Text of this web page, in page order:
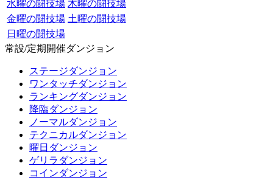
水曜の闘技場 木曜の闘技場
金曜の闘技場 土曜の闘技場
日曜の闘技場
常設/定期開催ダンジョン
ステージダンジョン
ワンタッチダンジョン
ランキングダンジョン
降臨ダンジョン
ノーマルダンジョン
テクニカルダンジョン
曜日ダンジョン
ゲリラダンジョン
コインダンジョン